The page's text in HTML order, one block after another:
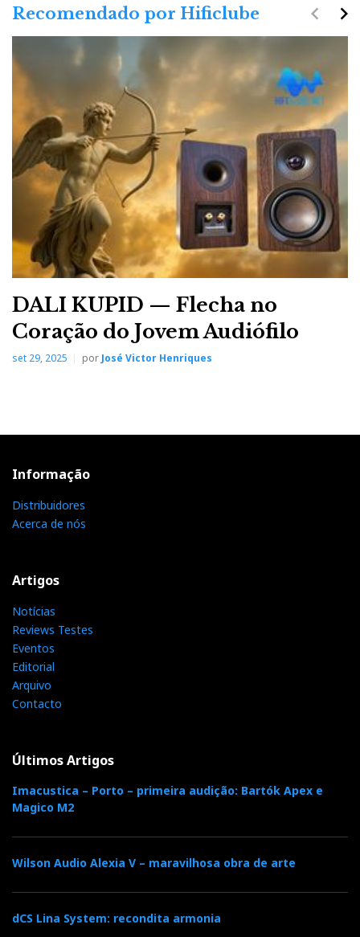
Recomendado por Hificlube
DALI KUPID — Flecha no
Coração do Jovem Audiófilo
set 29, 2025 porJosé Victor Henriques
navigate_next
navigate_before
Informação
Distribuidores
Acerca de nós
Artigos
Notícias
Reviews Testes
Eventos
Editorial
Arquivo
Contacto
Últimos Artigos
Imacustica – Porto – primeira audição: Bartók Apex e
Magico M2
Wilson Audio Alexia V – maravilhosa obra de arte
dCS Lina System: recondita armonia